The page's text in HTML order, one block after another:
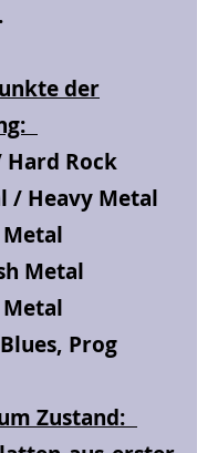
der
Hard Rock
/ Heavy Metal
Metal
Metal
Metal
Prog
Zustand: